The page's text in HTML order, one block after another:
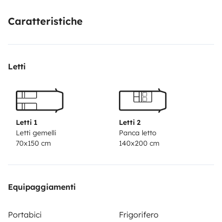
Caratteristiche
Letti
Letti 1
Letti gemelli
70x150 cm
Letti 2
Panca letto
140x200 cm
Equipaggiamenti
Portabici Frigorifero